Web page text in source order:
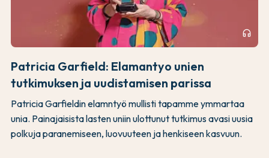
headphones
Patricia Garfield: Elamantyo unien
tutkimuksen ja uudistamisen parissa
Patricia Garfieldin elamntyö mullisti tapamme ymmartaa
unia. Painajaisista lasten uniin ulottunut tutkimus avasi uusia
polkuja paranemiseen, luovuuteen ja henkiseen kasvuun.